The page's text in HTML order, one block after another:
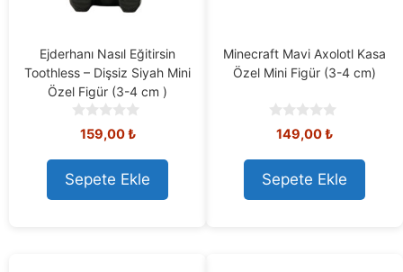
Ejderhanı Nasıl Eğitirsin
Toothless – Dişsiz Siyah Mini
Özel Figür (3-4 cm )
u
t
o
f
159,00₺
Sepete Ekle
Minecraft Mavi Axolotl Kasa
Özel Mini Figür (3-4 cm)
0
u
t
o
f
149,00₺
Sepete Ekle